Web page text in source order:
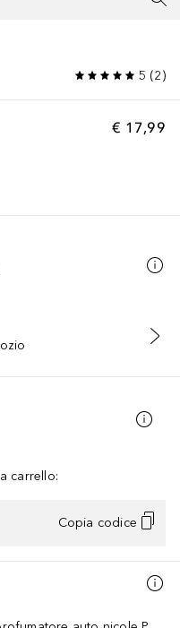
5 (2)
€ 17,99
carrello:
Copia codice